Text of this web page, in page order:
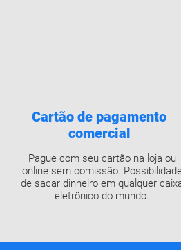
Cartão de pagamento
comercial
Pague com seu cartão na loja ou
online sem comissão.
de sacar dinheiro em qualquer
eletrônico do mundo.